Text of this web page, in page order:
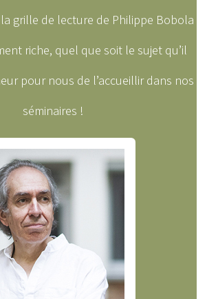
grille de lecture de Philippe Bobola
riche, quel que soit le sujet qu’il
pour nous de l’accueillir dans nos
séminaires !